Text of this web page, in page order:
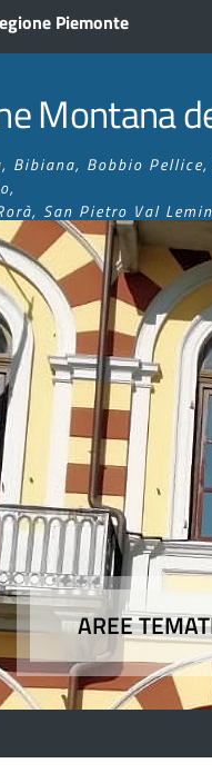
Piemonte
Montana
Bibiana, Bobbio
San Pietro Val
AREE